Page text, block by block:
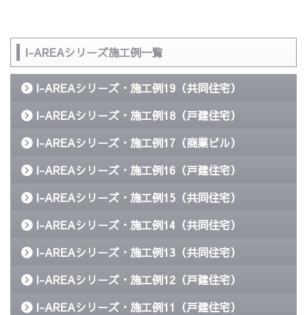
I-AREAシリーズ施工例一覧
I-AREAシリーズ・施工例19（共同住宅）
I-AREAシリーズ・施工例18（戸建住宅）
I-AREAシリーズ・施工例17（商業ビル）
I-AREAシリーズ・施工例16（戸建住宅）
I-AREAシリーズ・施工例15（共同住宅）
I-AREAシリーズ・施工例14（共同住宅）
I-AREAシリーズ・施工例13（共同住宅）
I-AREAシリーズ・施工例12（戸建住宅）
I-AREAシリーズ・施工例11（戸建住宅）